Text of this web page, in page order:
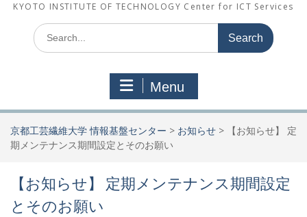
KYOTO INSTITUTE OF TECHNOLOGY Center for ICT Services
Search
for:
Menu
京都工芸繊維大学 情報基盤センター > お知らせ >
【お知らせ】 定
期メンテナンス期間設定とそのお願い
【お知らせ】 定期メンテナンス期間設定
とそのお願い